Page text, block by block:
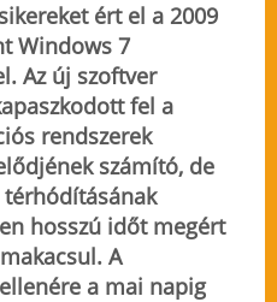
ért el a 2009
Windows 7
Az új szoftver
fel a
rendszerek
számító, de
hosszú időt megért
A
a mai napig